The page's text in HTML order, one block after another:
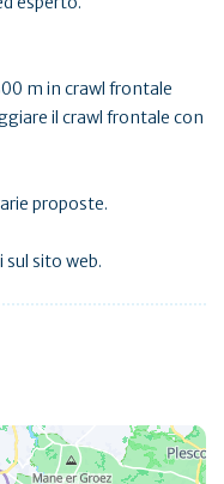
m in crawl frontale
il crawl frontale con
proposte.
sito web.